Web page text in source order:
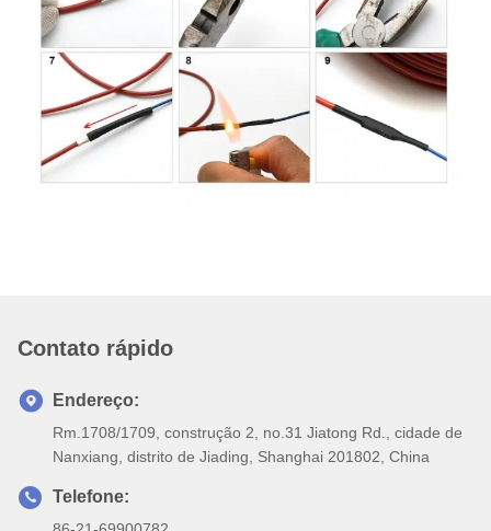
Contato rápido
Endereço:
Rm.1708/1709, construção 2, no.31 Jiatong Rd., cidade de
Nanxiang, distrito de Jiading, Shanghai 201802, China
Telefone: